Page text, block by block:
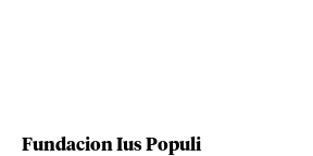
Fundacion Ius Populi